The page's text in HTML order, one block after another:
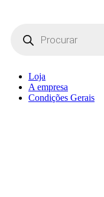
search
Loja
A empresa
Condições Gerais